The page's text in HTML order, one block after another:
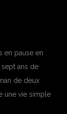
en pause en
ans de
de deux
une vie simple